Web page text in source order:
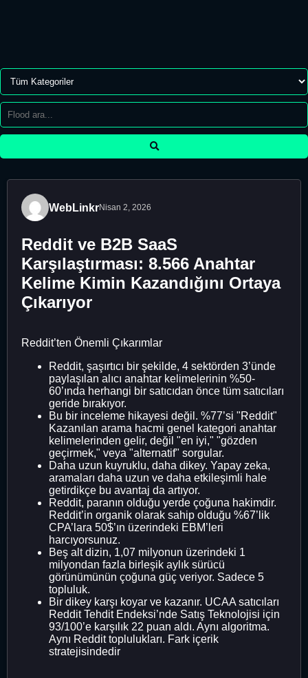
WebLinkrNisan 2, 2026
Reddit ve B2B SaaS
Karşılaştırması: 8.566 Anahtar
Kelime Kimin Kazandığını Ortaya
Çıkarıyor
Reddit’ten Önemli Çıkarımlar
Reddit, şaşırtıcı bir şekilde, 4 sektörden 3’ünde
paylaşılan alıcı anahtar kelimelerinin %50-
60’ında herhangi bir satıcıdan önce tüm satıcıları
geride bırakıyor.
Bu bir inceleme hikayesi değil. %77’si "Reddit"
Kazanılan arama hacmi genel kategori anahtar
kelimelerinden gelir, değil "en iyi," "gözden
geçirmek," veya "alternatif" sorgular.
Daha uzun kuyruklu, daha dikey. Yapay zeka,
aramaları daha uzun ve daha etkileşimli hale
getirdikçe bu avantaj da artıyor.
Reddit, paranın olduğu yerde çoğuna hakimdir.
Reddit’in organik olarak sahip olduğu %67’lik
CPA’lara 50$’ın üzerindeki EBM’leri
harcıyorsunuz.
Beş alt dizin, 1,07 milyonun üzerindeki 1
milyondan fazla birleşik aylık sürücü
görünümünün çoğuna güç veriyor. Sadece 5
topluluk.
Bir dikey karşı koyar ve kazanır. UCAA satıcıları
Reddit Tehdit Endeksi’nde Satış Teknolojisi için
93/100’e karşılık 22 puan aldı. Aynı algoritma.
Aynı Reddit toplulukları. Fark içerik
stratejisindedir